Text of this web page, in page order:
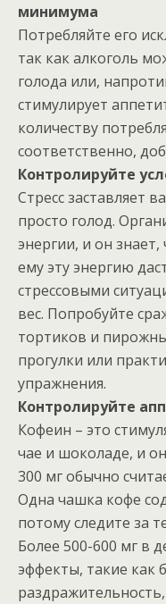
минимума
Потребляйте его
так как алкоголь
голода или,
стимулирует
количеству
соответственно,
Контролируйте
Стресс заставляет
просто голод.
энергии, и он
ему эту энергию
стрессовыми
вес. Попробуйте
тортиков и
прогулки или
упражнения.
Контролируйте
Кофеин – это
чае и шоколаде, и
300 мг обычно
Одна чашка кофе
потому следите за
Более 500-600 мг в
эффекты, такие как